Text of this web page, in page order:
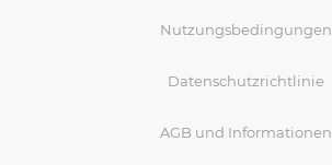
Nutzungsbedingungen
Datenschutzrichtlinie
AGB und Informationen